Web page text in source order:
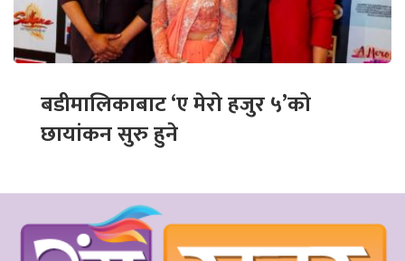
बडीमालिकाबाट ‘ए मेरो हजुर ५’को
छायांकन सुरु हुने